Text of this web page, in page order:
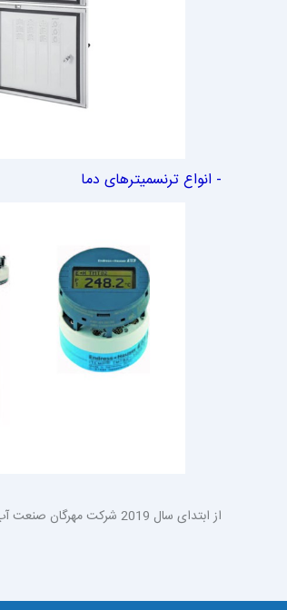
- انواع ترنسمیترهای دما
از ابتدای سال 2019 شرکت مهرگان صنعت آب آماده ارائه کلیه محصولات کمپانی E+H در ایران می باشد. برای دریافت اطلاعات بیشتر با ما تماس در تماس باشید.